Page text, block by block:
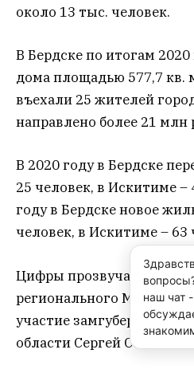
около 13 тыс. человек.
В Бердске по итогам 2020
дома площадью 577,7 кв.
въехали 25 жителей
направлено более 21 млн
В 2020 году в Бердске
25 человек, в Искитиме –
году в Бердске новое
человек, в Искитиме – 63
Цифры прозвучали на
регионального МинЖКХ,
участие замгубернатора
области Сергей Сёмка.
наш чат